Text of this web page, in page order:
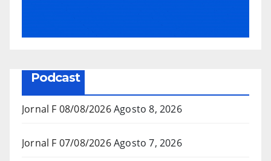
Podcast
Jornal F 08/08/2026Agosto 8, 2026
Jornal F 07/08/2026Agosto 7, 2026